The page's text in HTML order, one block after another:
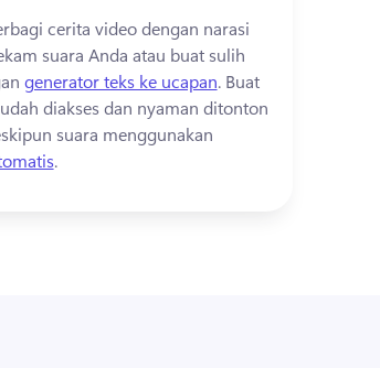
cerita video dengan narasi
suara Anda atau buat sulih
generator teks ke ucapan. Buat
diakses dan nyaman ditonton
suara menggunakan
.